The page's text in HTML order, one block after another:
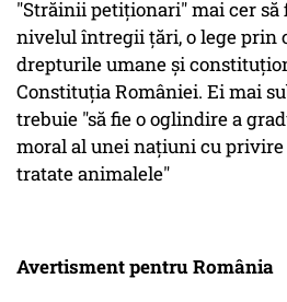
"Străinii petiționari" mai cer să
nivelul întregii țări, o lege prin
drepturile umane și
Constituția României. Ei mai
trebuie "să fie o oglindire a
moral al unei națiuni cu
tratate animalele"
Avertisment pentru România